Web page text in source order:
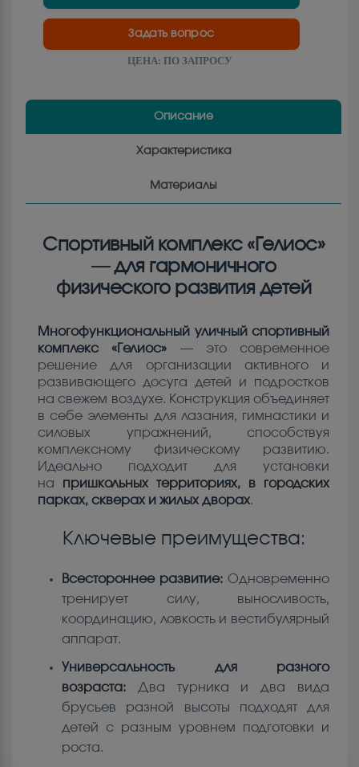
Задать вопрос
ЦЕНА: ПО ЗАПРОСУ
Описание
Характеристика
Материалы
Спортивный комплекс «Гелиос»
— для гармоничного
физического развития детей
Многофункциональный уличный спортивный
комплекс «Гелиос» — это современное
решение для организации активного и
развивающего досуга детей и подростков
на свежем воздухе. Конструкция объединяет
в себе элементы для лазания, гимнастики и
силовых упражнений, способствуя
комплексному физическому развитию.
Идеально подходит для установки
на пришкольных территориях, в городских
парках, скверах и жилых дворах.
Ключевые преимущества:
Всестороннее развитие: Одновременно
тренирует силу, выносливость,
координацию, ловкость и вестибулярный
аппарат.
Универсальность для разного
возраста: Два турника и два вида
брусьев разной высоты подходят для
детей с разным уровнем подготовки и
роста.